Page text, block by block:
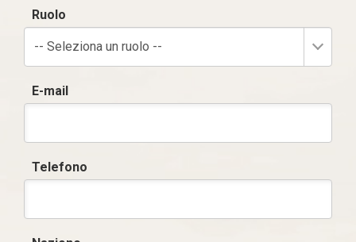
Ruolo
-- Seleziona un ruolo --
E-mail
Telefono